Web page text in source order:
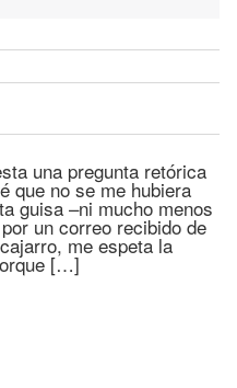
una pregunta retórica
que no se me hubiera
guisa –ni mucho menos
un correo recibido de
me espeta la
[…]